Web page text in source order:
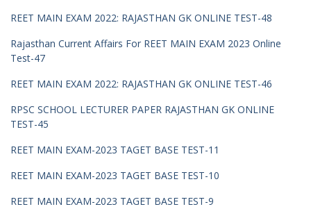
REET MAIN EXAM 2022: RAJASTHAN GK ONLINE TEST-48
Rajasthan Current Affairs For REET MAIN EXAM 2023 Online
Test-47
REET MAIN EXAM 2022: RAJASTHAN GK ONLINE TEST-46
RPSC SCHOOL LECTURER PAPER RAJASTHAN GK ONLINE
TEST-45
REET MAIN EXAM-2023 TAGET BASE TEST-11
REET MAIN EXAM-2023 TAGET BASE TEST-10
REET MAIN EXAM-2023 TAGET BASE TEST-9